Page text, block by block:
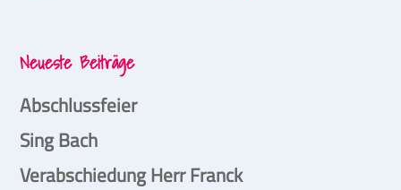
Neueste Beiträge
Abschlussfeier
Sing Bach
Verabschiedung Herr Franck